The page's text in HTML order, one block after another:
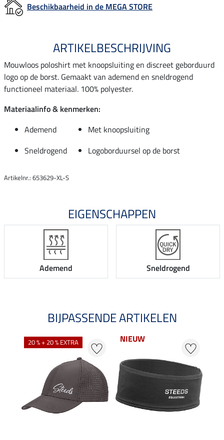
Beschikbaarheid in de MEGA STORE
ARTIKELBESCHRIJVING
Mouwloos poloshirt met knoopsluiting en discreet geborduurd
logo op de borst. Gemaakt van ademend en sneldrogend
functioneel materiaal. 100% polyester.
Materiaalinfo & kenmerken:
Ademend
Met knoopsluiting
Sneldrogend
Logoborduursel op de borst
Artikelnr.: 653629-XL-S
EIGENSCHAPPEN
Ademend Sneldrogend
BIJPASSENDE ARTIKELEN
20 % + 20 % EXTRA NIEUW